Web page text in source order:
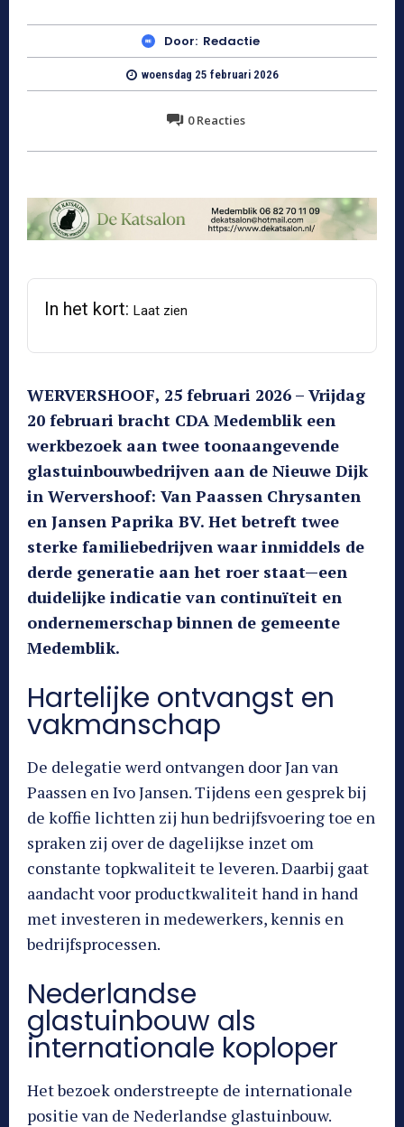
Door: Redactie
woensdag 25 februari 2026
0Reacties
In het kort: Laat zien
WERVERSHOOF, 25 februari 2026 – Vrijdag
20 februari bracht CDA Medemblik een
werkbezoek aan twee toonaangevende
glastuinbouwbedrijven aan de Nieuwe Dijk
in Wervershoof: Van Paassen Chrysanten
en Jansen Paprika BV. Het betreft twee
sterke familiebedrijven waar inmiddels de
derde generatie aan het roer staat—een
duidelijke indicatie van continuïteit en
ondernemerschap binnen de gemeente
Medemblik.
Hartelijke ontvangst en
vakmanschap
De delegatie werd ontvangen door Jan van
Paassen en Ivo Jansen. Tijdens een gesprek bij
de koffie lichtten zij hun bedrijfsvoering toe en
spraken zij over de dagelijkse inzet om
constante topkwaliteit te leveren. Daarbij gaat
aandacht voor productkwaliteit hand in hand
met investeren in medewerkers, kennis en
bedrijfsprocessen.
Nederlandse
glastuinbouw als
internationale koploper
Het bezoek onderstreepte de internationale
positie van de Nederlandse glastuinbouw.